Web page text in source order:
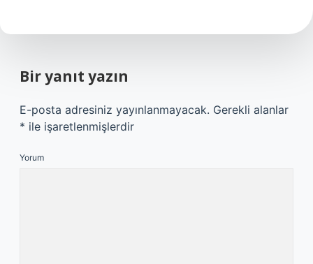
Bir yanıt yazın
E-posta adresiniz yayınlanmayacak. Gerekli alanlar
* ile işaretlenmişlerdir
Yorum